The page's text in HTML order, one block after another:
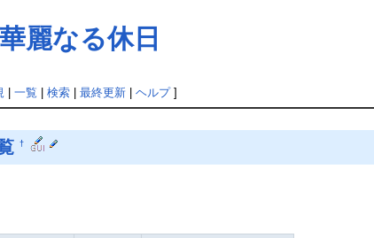
麗なる休日
| 一覧 検索| 最終更新| ヘルプ]
†